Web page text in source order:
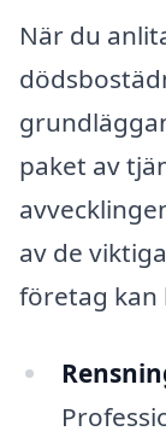
När du
paket av
av de
företag kan